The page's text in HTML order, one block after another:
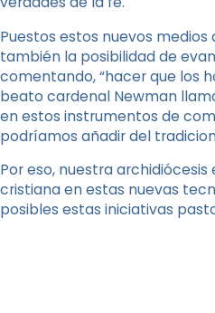
Puestos estos nuevos
también la posibilidad de
comentando, “hacer que los
beato cardenal Newman
en estos instrumentos de
podríamos añadir del
Por eso, nuestra
cristiana en estas nuevas
posibles estas iniciativas